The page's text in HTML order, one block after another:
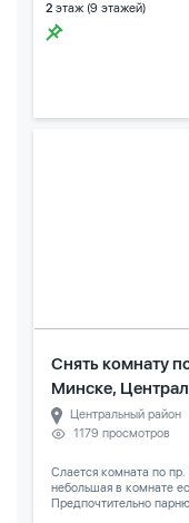
2 этаж (9 этажей)
Снять комнату
Минске,
Центральный район
1179 просмотров
Слается комната по
небольшая в комнате
Предпочтительно парню .